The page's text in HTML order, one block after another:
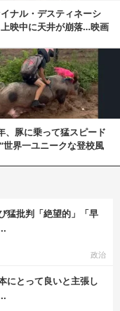
イナル・デスティネーシ
上映中に天井が崩落…映画
、豚に乗って猛スピード
界一ユニークな登校風
猛批判「絶望的」「早
政治
にとって良いと主張し